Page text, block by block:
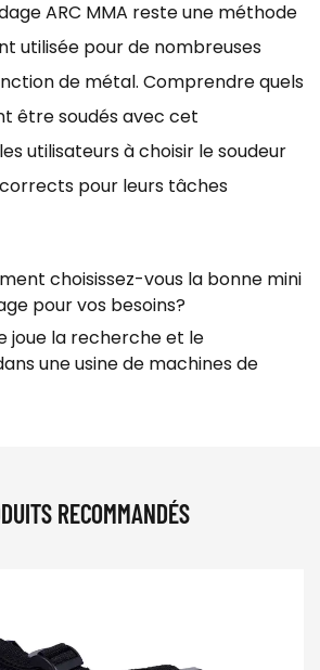
ARC MMA reste une méthode
utilisée pour de nombreuses
de métal. Comprendre quels
être soudés avec cet
utilisateurs à choisir le soudeur
pour leurs tâches
choisissez-vous la bonne mini
pour vos besoins?
joue la recherche et le
une usine de machines de
RECOMMANDÉS